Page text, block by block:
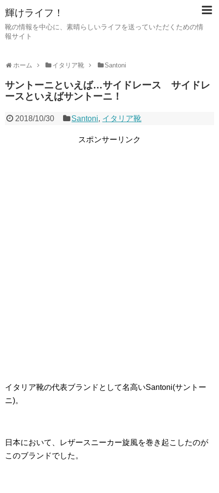
輝けライフ！
靴の情報を中心に、素晴らしいライフを送っていただくための情
報サイト
ホーム イタリア靴 Santoni
サントーニといえば…サイドレース サイドレ
ースといえばサントーニ！
2018/10/30 Santoni, イタリア靴
スポンサーリンク
イタリア靴の代表ブランドとして名高いSantoni(サントー
ニ)。
日本において、レザースニーカー旋風を巻き起こしたのが
このブランドでした。